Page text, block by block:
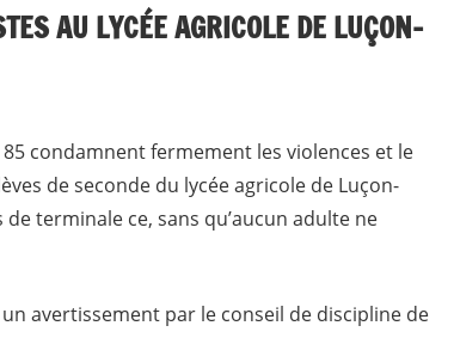
AU LYCÉE AGRICOLE DE LUÇON-
condamnent fermement les violences et le
de seconde du lycée agricole de Luçon-
terminale ce, sans qu’aucun adulte ne
avertissement par le conseil de discipline de